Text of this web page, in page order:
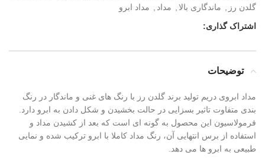
گلدن رز
ماندگاری بالا مداد
مداد ابرو
اشتراک گذاری:
توضیحات
مداد ابروی دریم تولید برند گلدن رز با رنگ های غنی و ماندگار در رنگ
بندی متفاوت تاثیر بسزایی در حالت بخشیدن و شکل دادن به ابرو دارد.
فرمولاسیون این محصول به گونه ای است که بعد از کشیدن مداد و
استفاده از برس انتهایی آن، رنگ مداد کاملا با ابرو ترکیب شده و نمایی
طبیعی به ابرو ها می دهد.